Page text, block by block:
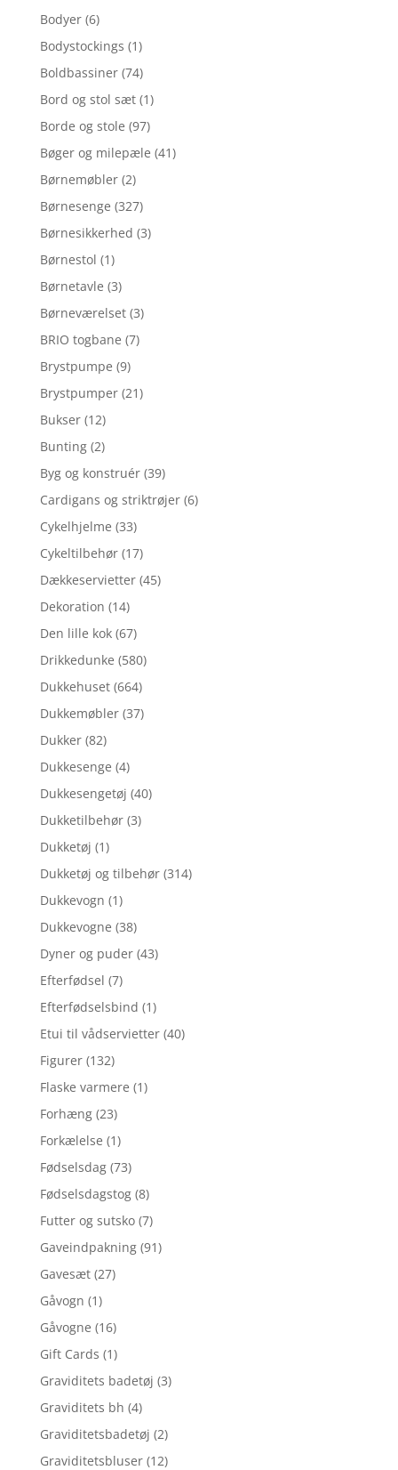
Bodyer (6)
Bodystockings (1)
Boldbassiner (74)
Bord og stol sæt (1)
Borde og stole (97)
Bøger og milepæle (41)
Børnemøbler (2)
Børnesenge (327)
Børnesikkerhed (3)
Børnestol (1)
Børnetavle (3)
Børneværelset (3)
BRIO togbane (7)
Brystpumpe (9)
Brystpumper (21)
Bukser (12)
Bunting (2)
Byg og konstruér (39)
Cardigans og striktrøjer (6)
Cykelhjelme (33)
Cykeltilbehør (17)
Dækkeservietter (45)
Dekoration (14)
Den lille kok (67)
Drikkedunke (580)
Dukkehuset (664)
Dukkemøbler (37)
Dukker (82)
Dukkesenge (4)
Dukkesengetøj (40)
Dukketilbehør (3)
Dukketøj (1)
Dukketøj og tilbehør (314)
Dukkevogn (1)
Dukkevogne (38)
Dyner og puder (43)
Efterfødsel (7)
Efterfødselsbind (1)
Etui til vådservietter (40)
Figurer (132)
Flaske varmere (1)
Forhæng (23)
Forkælelse (1)
Fødselsdag (73)
Fødselsdagstog (8)
Futter og sutsko (7)
Gaveindpakning (91)
Gavesæt (27)
Gåvogn (1)
Gåvogne (16)
Gift Cards (1)
Graviditets badetøj (3)
Graviditets bh (4)
Graviditetsbadetøj (2)
Graviditetsbluser (12)